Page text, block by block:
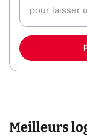
Meilleurs